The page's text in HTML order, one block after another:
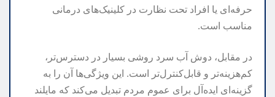
حرفه‌ای یا افراد تحت نظارت در کلینیک‌های درمانی
مناسب است.
در مقابل، دوش آب سرد روشی بسیار در دسترس‌تر،
کم‌هزینه‌تر و قابل‌کنترل‌تر است. این ویژگی‌ها آن را به
گزینه‌ای ایده‌آل برای عموم مردم تبدیل می‌کند که مایلند